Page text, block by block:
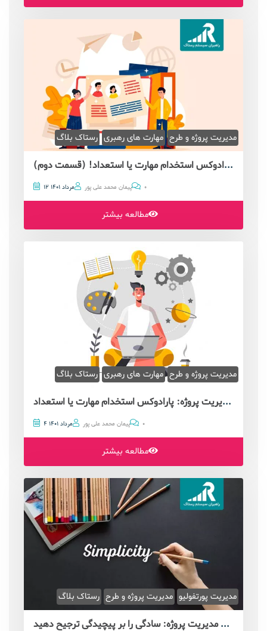
مدیریت پروژه و طرح مهارت های رهبری رستاک بلاگ
بایدهای مدیریت پروژه: پارادوکس استخدام مهارت یا استعداد! (قسمت دوم)
12 مرداد 1401 پیمان محمد علی پور 0
مطالعه بیشتر
مدیریت پروژه و طرح مهارت های رهبری رستاک بلاگ
بایدهای مدیریت پروژه: پارادوکس استخدام مهارت یا استعداد!
4 مرداد 1401 پیمان محمد علی پور 0
مطالعه بیشتر
مدیریت پورتفولیو مدیریت پروژه و طرح رستاک بلاگ
بایدهای مدیریت پروژه: سادگی را بر پیچیدگی ترجیح دهید!